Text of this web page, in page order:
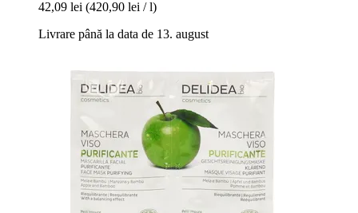
42,09 lei (420,90 lei / l)
Livrare până la data de 13. august